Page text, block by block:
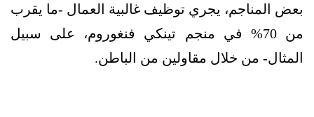
بعض المناجم، يجري توظيف غالبية العمال -ما يقرب
من 70% في منجم تينكي فنغوروم، على سبيل
المثال- من خلال مقاولين من الباطن.